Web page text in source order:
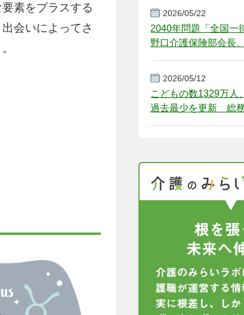
素をプラスする
会いによってさ
2026/05/22
2040年問題「全国
野口介護保険部会長
2026/05/12
こどもの数1329万人
過去最少を更新 総